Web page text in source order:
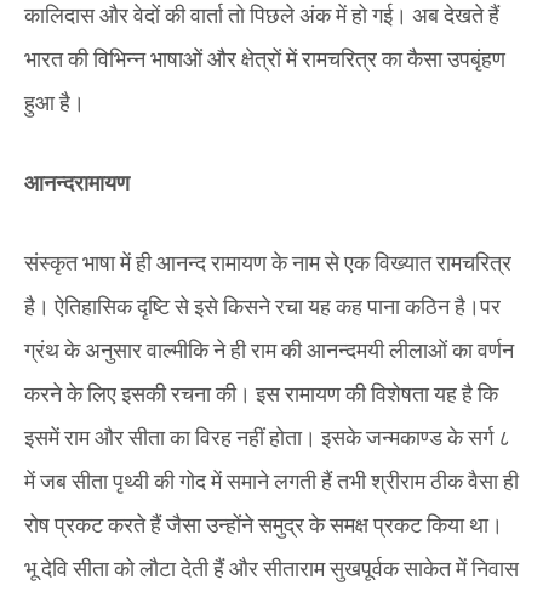
कालिदास और वेदों की वार्ता तो पिछले अंक में हो गई। अब देखते हैं
भारत की विभिन्न भाषाओं और क्षेत्रों में रामचरित्र का कैसा उपबृंहण
हुआ है।
आनन्दरामायण
संस्कृत भाषा में ही आनन्द रामायण के नाम से एक विख्यात रामचरित्र
है। ऐतिहासिक दृष्टि से इसे किसने रचा यह कह पाना कठिन है।‌‌पर
ग्रंथ के अनुसार वाल्मीकि ने ही राम की आनन्दमयी लीलाओं का वर्णन
करने के लिए इसकी रचना की। इस रामायण की विशेषता यह है कि
इसमें राम और सीता का विरह नहीं होता। इसके जन्मकाण्ड के सर्ग ८
में जब सीता पृथ्वी की गोद में समाने लगती हैं तभी श्रीराम ठीक वैसा ही
रोष प्रकट करते हैं जैसा उन्होंने समुद्र के समक्ष प्रकट किया था।
भू देवि सीता को लौटा देती हैं और सीताराम सुखपूर्वक साकेत में निवास